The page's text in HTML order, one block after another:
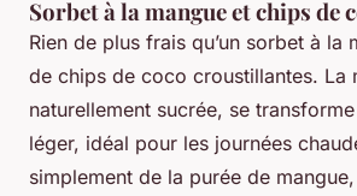
Sorbet à la mangue et chips de
Rien de plus frais qu’un sorbet à la
de chips de coco croustillantes. La
naturellement sucrée, se
léger, idéal pour les journées
simplement de la purée de